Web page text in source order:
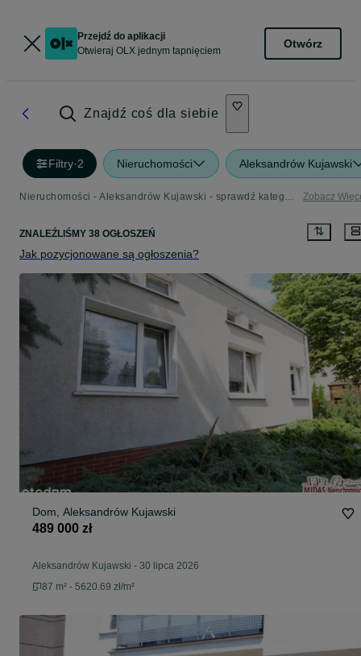
Przejdź do aplikacji
Otwieraj OLX jednym tapnięciem
Otwórz
Znajdź coś dla siebie
Filtry·2 Nieruchomości Aleksandrów Kujawski
Nieruchomości - Aleksandrów Kujawski - sprawdź kategorię Nieruchomości Zobacz
ZNALEŹLIŚMY 38 OGŁOSZEŃ
Jak pozycjonowane są ogłoszenia?
Dom, Aleksandrów Kujawski
489 000 zł
Aleksandrów Kujawski - 30 lipca 2026
87 m² - 5620.69 zł/m²